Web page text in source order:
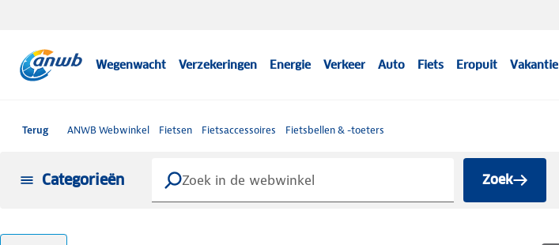
Wegenwacht Verzekeringen Energie Verkeer Auto Fiets Eropuit Vakantie
Terug ANWB Webwinkel Fietsen Fietsaccessoires Fietsbellen & -toeters
Categorieën Zoek